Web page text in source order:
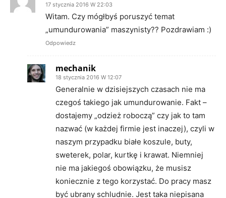
17 stycznia 2016 W 22:03
Witam. Czy mógłbyś poruszyć temat
„umundurowania” maszynisty?? Pozdrawiam :)
Odpowiedz
mechanik
18 stycznia 2016 W 12:07
Generalnie w dzisiejszych czasach nie ma
czegoś takiego jak umundurowanie. Fakt –
dostajemy „odzież roboczą” czy jak to tam
nazwać (w każdej firmie jest inaczej), czyli w
naszym przypadku białe koszule, buty,
sweterek, polar, kurtkę i krawat. Niemniej
nie ma jakiegoś obowiązku, że musisz
koniecznie z tego korzystać. Do pracy masz
być ubrany schludnie. Jest taka niepisana